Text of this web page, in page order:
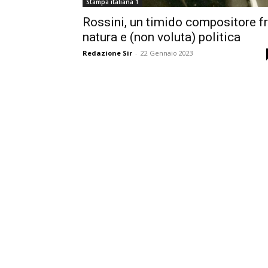
Stampa italiana 1
Rossini, un timido compositore
natura e (non voluta) politica
Redazione Sir - 22 Gennaio 2023